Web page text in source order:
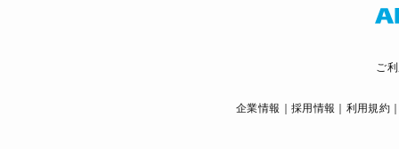
ご
企業情報 採用情報 利用規約